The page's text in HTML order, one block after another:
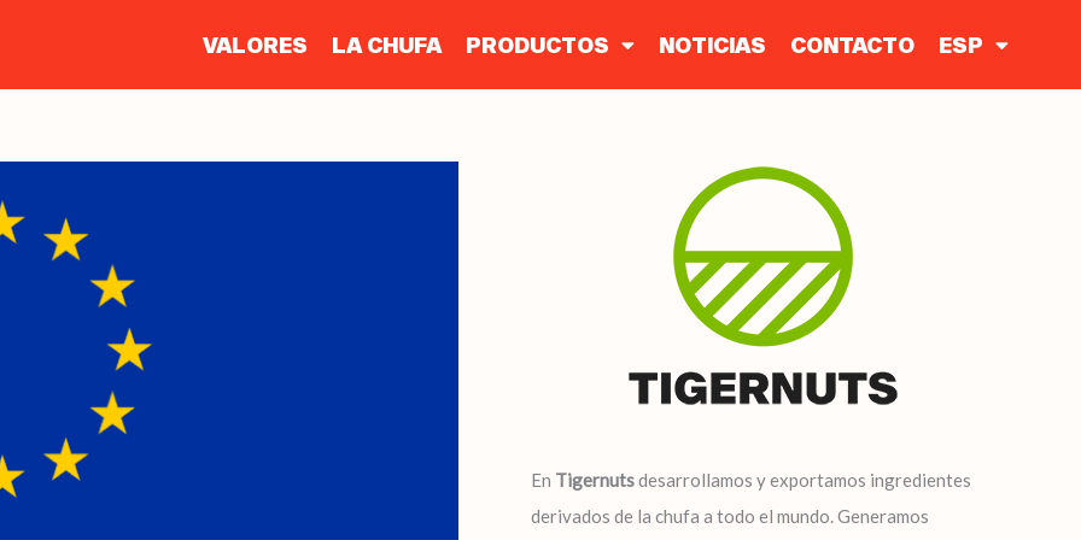
VALORES LA CHUFA PRODUCTOS NOTICIAS CONTACTO ESP
En Tigernutsdesarrollamos y exportamos ingredientes
derivados de la chufa a todo el mundo. Generamos